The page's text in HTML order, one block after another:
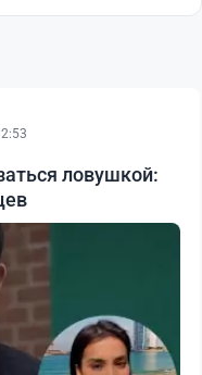
ловушкой: